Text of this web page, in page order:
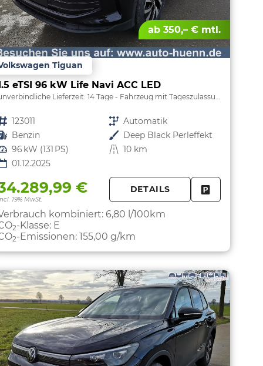
ab 350,– € mtl.
Tiguan
eTSI 96 kW Life Navi ACC LED
Lieferzeit: 14 Tage Fahrzeug mit Tageszulassung
Fahrzeugnr. 123011 Getriebe Automatik
Kraftstoff Benzin Außenfarbe Deep Black Perleffekt
Leistung 96 kW (131 PS) Kilometerstand 10 km
01.12.2025
€
19% MwSt.
DETAILS
kombiniert: 6,80 l/100km
2-Klasse: E
2-Emissionen: 155,00 g/km